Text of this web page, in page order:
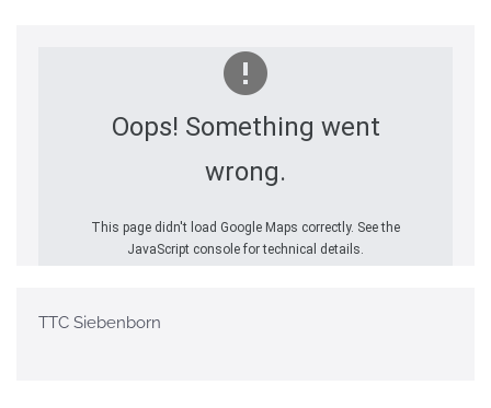
Oops! Something went
wrong.
This page didn't load Google Maps correctly. See the
JavaScript console for technical details.
TTC Siebenborn